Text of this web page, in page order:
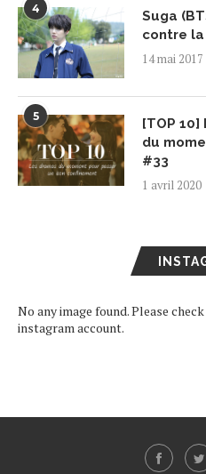
4
Suga
contre
14 mai 2017
5
[TOP
du
#33
1 avril 2020
No any image found. Please
instagram account.